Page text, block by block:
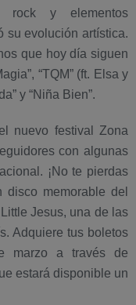
rock y elementos
su evolución artística.
que hoy día siguen
“TQM” (ft. Elsa y
y “Niña Bien”.
nuevo festival Zona
con algunas
¡No te pierdas
disco memorable del
Jesus, una de las
Adquiere tus boletos
marzo a través de
estará disponible un